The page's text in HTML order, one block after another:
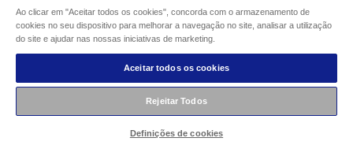
Informações sobre cookies
Compromisso da Epson para com a acessibilidade
Copyright © 2026 Seiko Epson
Ao clicar em "Aceitar todos os cookies", concorda com o armazenamento de
cookies no seu dispositivo para melhorar a navegação no site, analisar a utilização
do site e ajudar nas nossas iniciativas de marketing.
Aceitar todos os cookies
Rejeitar Todos
Definições de cookies